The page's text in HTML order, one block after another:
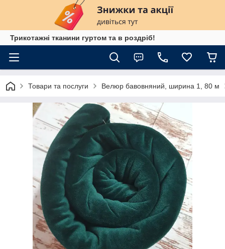
Трикотажні тканини гуртом та в роздріб!
Товари та послуги Велюр бавовняний, ширина 1, 80 м